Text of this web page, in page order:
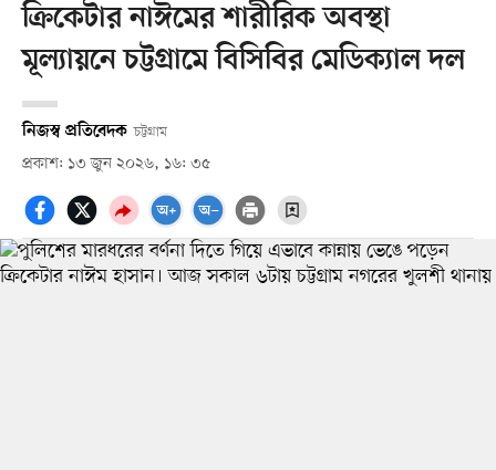
ক্রিকেটার নাঈমের শারীরিক অবস্থা
মূল্যায়নে চট্টগ্রামে বিসিবির মেডিক্যাল দল
নিজস্ব প্রতিবেদক চট্টগ্রাম
প্রকাশ: ১৩ জুন ২০২৬, ১৬: ৩৫